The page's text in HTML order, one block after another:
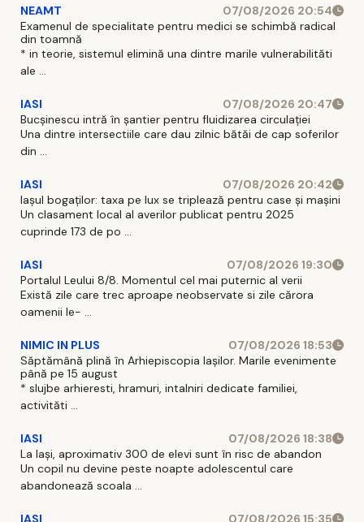
NEAMT
07/08/2026 20:54
Examenul de specialitate pentru medici se schimbă radical
din toamnă
* in teorie, sistemul elimină una dintre marile vulnerabilităti
ale ...
IASI
07/08/2026 20:47
Bucșinescu intră în șantier pentru fluidizarea circulației
Una dintre intersectiile care dau zilnic bătăi de cap soferilor
din ...
IASI
07/08/2026 20:42
Iașul bogaților: taxa pe lux se triplează pentru case și mașini
Un clasament local al averilor publicat pentru 2025
cuprinde 173 de po ...
IASI
07/08/2026 19:30
Portalul Leului 8/8. Momentul cel mai puternic al verii
Există zile care trec aproape neobservate si zile cărora
oamenii le- ...
NIMIC IN PLUS
07/08/2026 18:53
Săptămână plină în Arhiepiscopia Iașilor. Marile evenimente
până pe 15 august
* slujbe arhieresti, hramuri, intalniri dedicate familiei,
activităti ...
IASI
07/08/2026 18:38
La Iași, aproximativ 300 de elevi sunt în risc de abandon
Un copil nu devine peste noapte adolescentul care
abandonează scoala ...
IASI
07/08/2026 15:35